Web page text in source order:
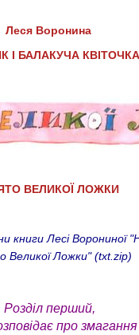
Леся Воронина
І БАЛАКУЧА КВІТОЧКА
ВЕЛИКОЇ ЛОЖКИ
Лесі Ворониної
Великої Ложки" (txt.zip)
Розділ перший,
про